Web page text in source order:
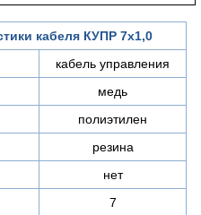
кабеля КУПР 7х1,0
кабель управления
медь
полиэтилен
резина
нет
7